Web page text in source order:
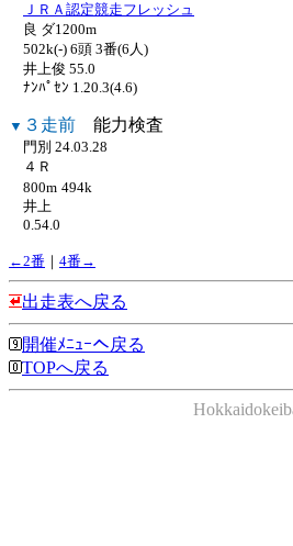
ＪＲＡ認定競走フレッシュ
良 ダ1200m
502k(-) 6頭 3番(6人)
井上俊 55.0
ﾅﾝﾊﾟｾﾝ 1.20.3(4.6)
▼ ３走前 能力検査
門別 24.03.28
４Ｒ
800m 494k
井上
0.54.0
←2番 ｜ 4番→
出走表へ戻る
開催ﾒﾆｭｰへ戻る
TOPへ戻る